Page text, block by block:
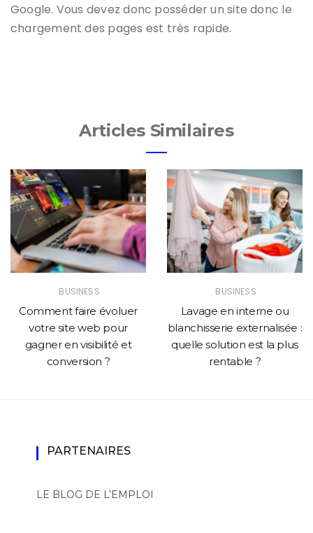
Google. Vous devez donc posséder un site donc le
chargement des pages est très rapide.
Articles Similaires
BUSINESS
Comment faire évoluer
votre site web pour
gagner en visibilité et
conversion ?
BUSINESS
Lavage en interne ou
blanchisserie externalisée :
quelle solution est la plus
rentable ?
PARTENAIRES
LE BLOG DE L’EMPLOI